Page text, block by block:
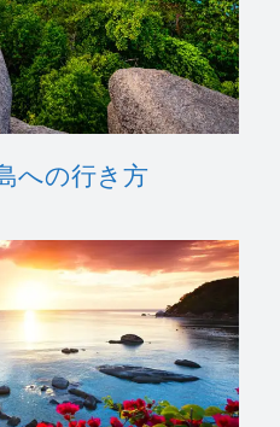
への行き方